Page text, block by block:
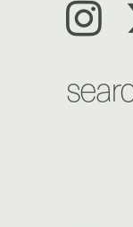
Instagram